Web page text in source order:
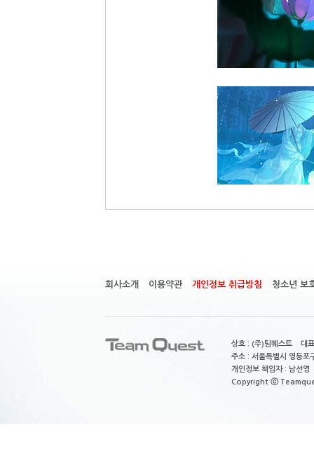
회사소개 이용약관 개인정보 취급방침 청소년 보
상호 : (주)팀퀘스트 대
주소 : 서울특별시 영등
개인정보 책임자 : 남
Copyright ⓒ